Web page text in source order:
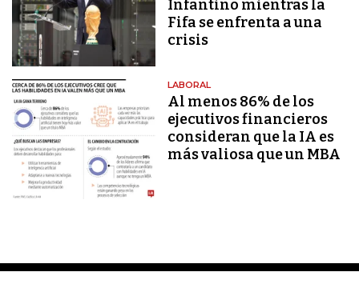
Infantino mientras la
Fifa se enfrenta a una
crisis
LABORAL
Al menos 86% de los
ejecutivos financieros
consideran que la IA es
más valiosa que un MBA